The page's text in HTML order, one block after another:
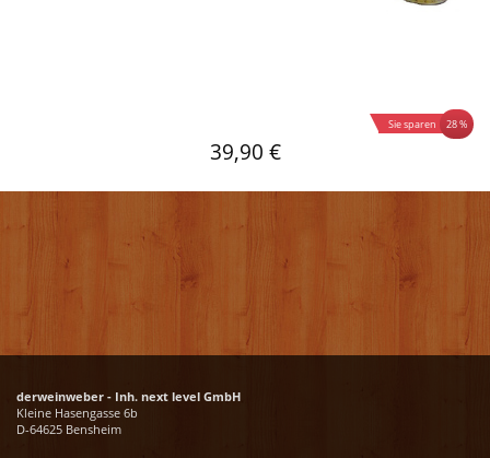
39,90 €
28 %
Sie sparen
derweinweber - Inh. next level GmbH
Kleine Hasengasse 6b
D-64625 Bensheim